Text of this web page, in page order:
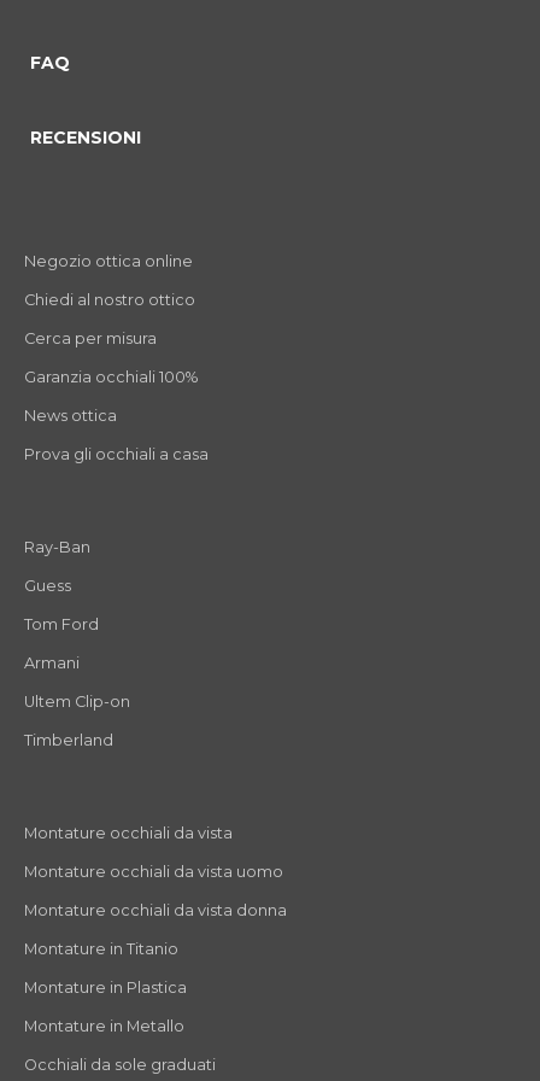
FAQ
RECENSIONI
Negozio ottica online
Chiedi al nostro ottico
Cerca per misura
Garanzia occhiali 100%
News ottica
Prova gli occhiali a casa
Ray-Ban
Guess
Tom Ford
Armani
Ultem Clip-on
Timberland
Montature occhiali da vista
Montature occhiali da vista uomo
Montature occhiali da vista donna
Montature in Titanio
Montature in Plastica
Montature in Metallo
Occhiali da sole graduati